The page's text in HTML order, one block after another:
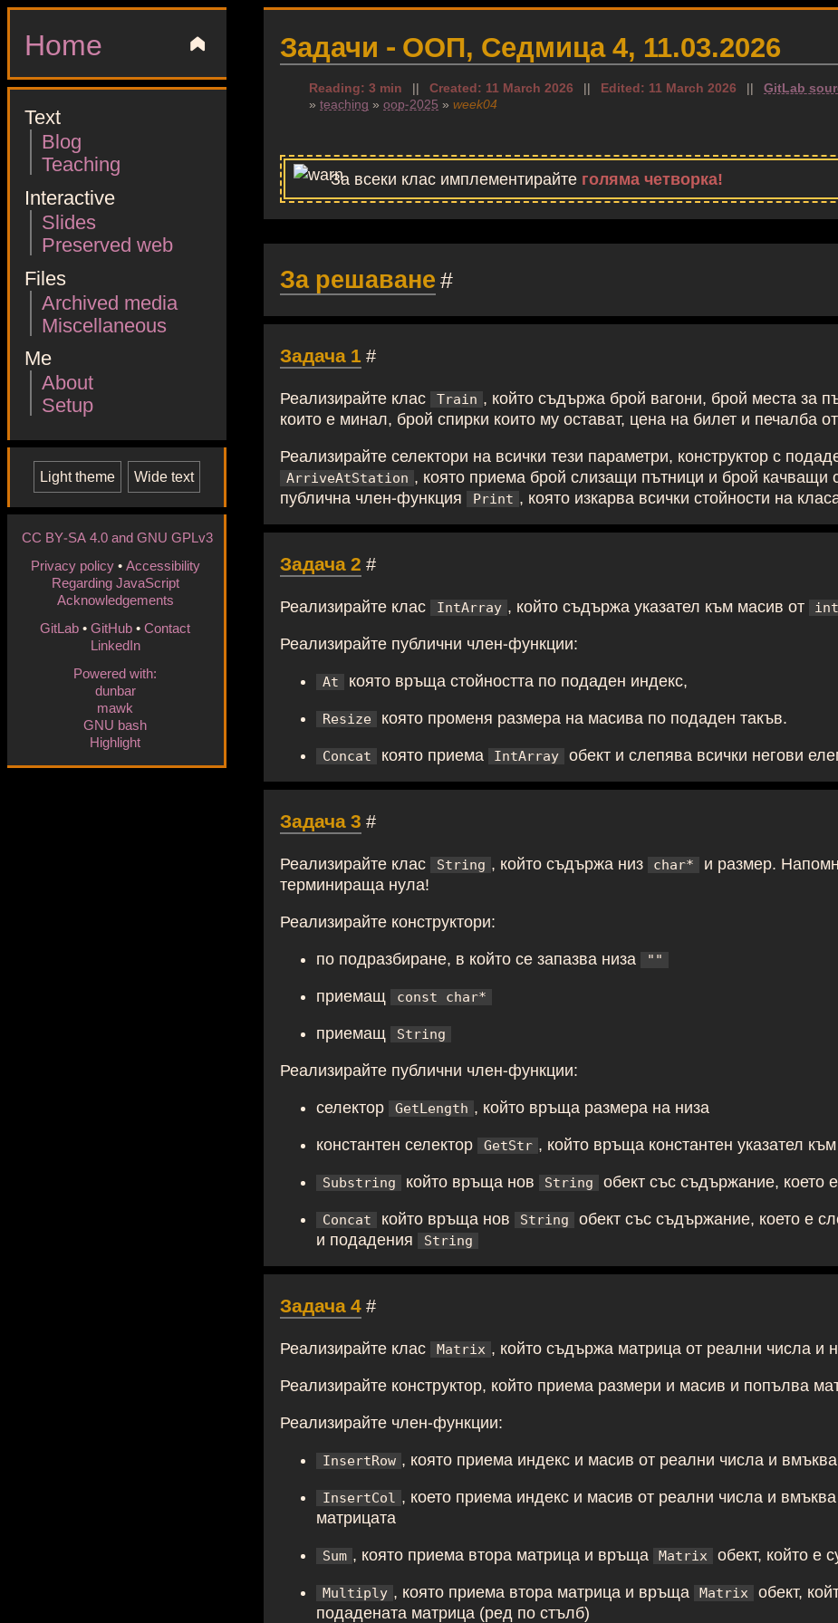
Home ▲
Text
Blog
Teaching
Interactive
Slides
Preserved web
Files
Archived media
Miscellaneous
Me
About
Setup
Lighttheme Wide text
CC BY-SA 4.0 and GNU GPLv3
Privacy policy• Accessibility
Regarding JavaScript
Acknowledgements
GitLab •GitHub •Contact
LinkedIn
Powered with:
dunbar
mawk
GNU bash
Highlight
Задачи - ООП, Седмица 4, 11.03.2026
Reading: 3 min ||Created: 11 March 2026 || Edited: 11 March 2026 ||GitLab
»teaching »oop-2025 »week04
За всеки клас имплементирайте голяма четворка!
За решаване #
Задача 1 #
Реализирайте клас Train
, който съдържа брой вагони, брой места за
които е минал, брой спирки които му остават, цена на билет и печалба от
Реализирайте селектори на всички тези параметри, конструктор с
ArriveAtStation
, която приема брой слизащи пътници и брой
публична член-функция
Print , която изкарва всички стойности на
Задача 2 #
Реализирайте клас IntArray , който съдържа указател към масив от int
Реализирайте публични член-функции:
At която връща стойността по подаден индекс,
Resize която променя размера на масива по подаден такъв.
Concat която приема IntArray обект и слепява всички негови
Задача 3 #
Реализирайте клас String , който съдържа низ char*
и размер.
терминираща нула!
Реализирайте конструктори:
по подразбиране, в който се запазва низа ""
приемащ const char*
приемащ String
Реализирайте публични член-функции:
селектор GetLength , който връща размера на низа
константен селектор GetStr , който връща константен указател
Substring който връща нов String обект със съдържание, което
Concat който връща нов String
обект със съдържание, което е
и подадения
String
Задача 4 #
Реализирайте клас Matrix , който съдържа матрица от реални числа и
Реализирайте конструктор, който приема размери и масив и попълва
Реализирайте член-функции:
InsertRow , която приема индекс и масив от реални числа и
InsertCol
, което приема индекс и масив от реални числа и
матрицата
Sum , която приема втора матрица и връща Matrix обект, който е
Multiply , която приема втора матрица и връща Matrix
обект,
подадената матрица (ред по стълб)